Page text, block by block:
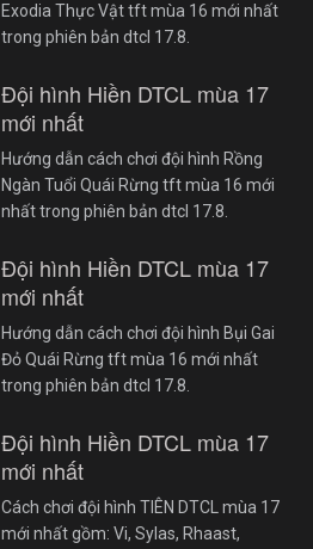
Exodia Thực Vật tft mùa 16 mới nhất
trong phiên bản dtcl 17.8.
Đội hình Hiền DTCL mùa 17
mới nhất
Hướng dẫn cách chơi đội hình Rồng
Ngàn Tuổi Quái Rừng tft mùa 16 mới
nhất trong phiên bản dtcl 17.8.
Đội hình Hiền DTCL mùa 17
mới nhất
Hướng dẫn cách chơi đội hình Bụi Gai
Đỏ Quái Rừng tft mùa 16 mới nhất
trong phiên bản dtcl 17.8.
Đội hình Hiền DTCL mùa 17
mới nhất
Cách chơi đội hình TIÊN DTCL mùa 17
mới nhất gồm: Vi, Sylas, Rhaast,